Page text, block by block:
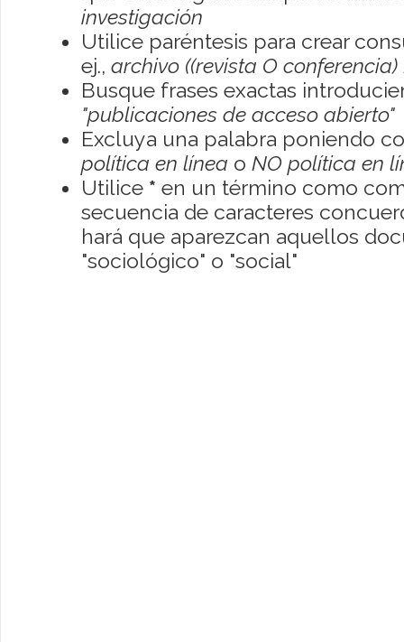
investigación
Utilice paréntesis para crear
ej., archivo ((revista O conferencia)
Busque frases exactas
"publicaciones de acceso abierto"
Excluya una palabra poniendo
política en línea o NO política en
Utilice * en un término como
secuencia de caracteres
hará que aparezcan aquellos
"sociológico" o "social"